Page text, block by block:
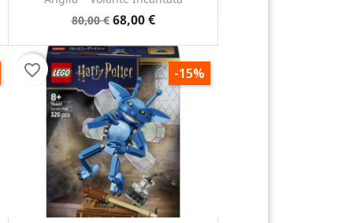
80,00 € 68,00 €
 Anteprima
-15%
favorite_border